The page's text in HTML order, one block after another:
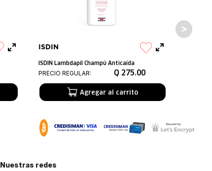
ISDIN
ISDIN Lambdapil Champú Anticaída
PRECIO REGULAR:
Q 275.00
Agregar al carrito
Nuestras redes